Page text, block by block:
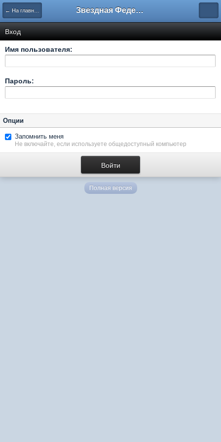
← На главную Звездная Федерация
Вход
Имя пользователя:
Пароль:
Опции
Запомнить меня
Не включайте, если используете общедоступный компьютер
Полная версия